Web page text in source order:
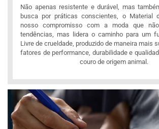
Não apenas resistente e durável, mas
busca por práticas conscientes, o Material
nosso compromisso com a moda que
tendências, mas lidera o caminho para um
Livre de crueldade, produzido de maneira mais
fatores de performance, durabilidade e
couro de origem animal.